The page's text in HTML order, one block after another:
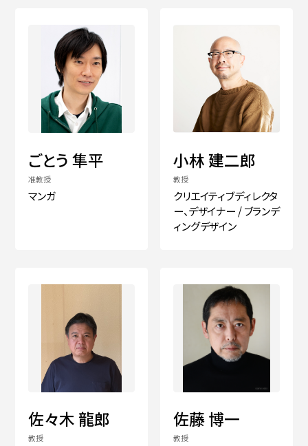
ごとう 隼平
准教授
マンガ
小林 建二郎
教授
クリエイティブディレクタ
ー、デザイナー / ブランデ
ィングデザイン
佐々木 龍郎
教授
佐藤 博一
教授